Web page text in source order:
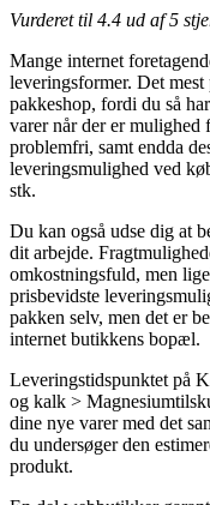
Vurderet til 4.4 ud af 5
Mange internet
leveringsformer. Det
pakkeshop, fordi du så
varer når der er mulighed
problemfri, samt endda
leveringsmulighed ved
stk.
Du kan også udse dig at
dit arbejde.
omkostningsfuld, men
prisbevidste
pakken selv, men det er
internet butikkens bopæl.
Leveringstidspunktet på
og kalk >
dine nye varer med det
du undersøger den
produkt.